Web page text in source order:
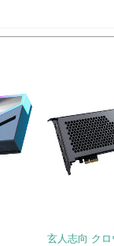
玄人志向 クロ